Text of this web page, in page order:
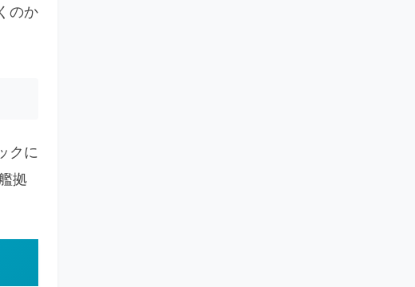
のか
クに
拠